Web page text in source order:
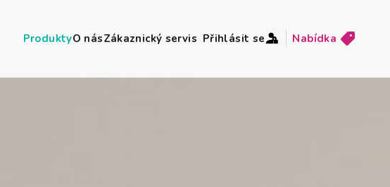
ProduktyO násZákaznický servis Přihlásit se Nabídka